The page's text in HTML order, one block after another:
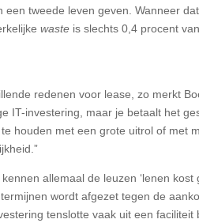
een tweede leven geven. Wanneer
waste is slechts 0,4 procent
redenen voor lease, zo merkt
IT-investering, maar je betaalt het
houden met een grote uitrol of met
allemaal de leuzen ‘lenen kost
wordt afgezet tegen de
tenslotte vaak uit een